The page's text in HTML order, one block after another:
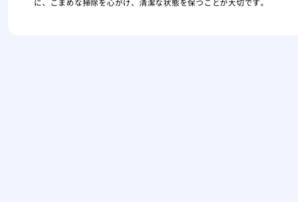
に、こまめな掃除を心がけ、清潔な状態を保つことが大切です。